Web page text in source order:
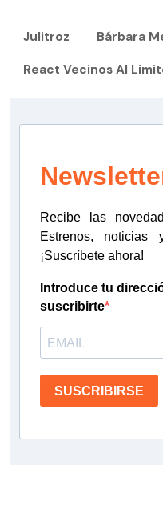
Julitroz Bárbara
React Vecinos Al
Recibe las
Estrenos, noticias
¡Suscríbete ahora!
Introduce tu
suscribirte
SUSCRIBIRSE